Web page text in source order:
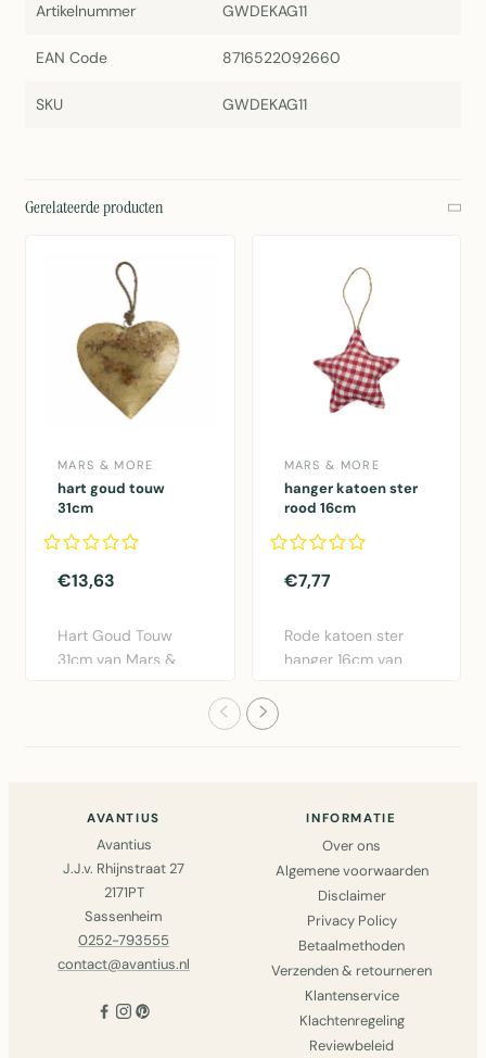
Artikelnummer GWDEKAG11
EAN Code 8716522092660
SKU GWDEKAG11
Gerelateerde producten
MARS & MORE
hart goud touw
31cm
€13,63
Hart Goud Touw
31cm van Mars &
MARS & MORE
hanger katoen ster
rood 16cm
€7,77
Rode katoen ster
hanger 16cm van
AVANTIUS
Avantius
J.J.v. Rhijnstraat 27
2171PT
Sassenheim
0252-793555
contact@avantius.nl
INFORMATIE
Over ons
Algemene voorwaarden
Disclaimer
Privacy Policy
Betaalmethoden
Verzenden & retourneren
Klantenservice
Klachtenregeling
Reviewbeleid